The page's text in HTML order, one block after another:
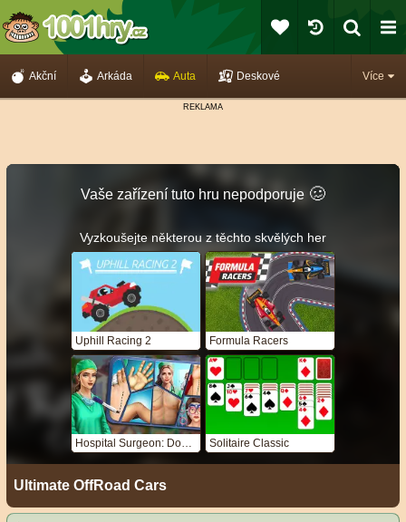
Více
Akční Arkáda Auta Deskové
Vaše zařízení tuto hru nepodporuje 🥴️
Vyzkoušejte některou z těchto skvělých her
Uphill Racing 2 Formula Racers
Hospital Surgeon: Doctor Game Solitaire Classic
Ultimate OffRoad Cars